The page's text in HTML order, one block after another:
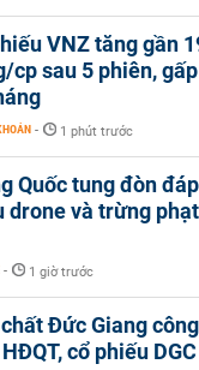
VNZ tăng gần
cp sau 5 phiên,
- 1 phút trước
Quốc tung đòn
drone và trừng
- 1 giờ trước
Đức Giang
cổ phiếu